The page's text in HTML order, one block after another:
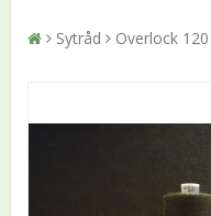
Sytråd Overlock 120